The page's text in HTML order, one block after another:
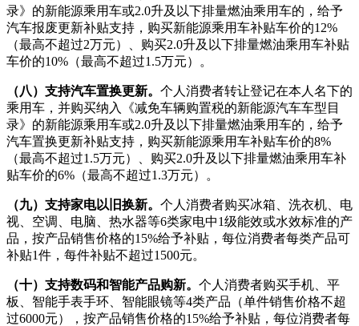
录》的新能源乘用车或2.0升及以下排量燃油乘用车的，给予
汽车报废更新补贴支持，购买新能源乘用车补贴车价的12%
（最高不超过2万元）、购买2.0升及以下排量燃油乘用车补贴
车价的10%（最高不超过1.5万元）。
（八）支持汽车置换更新。 个人消费者转让登记在本人名下的
乘用车，并购买纳入《减免车辆购置税的新能源汽车车型目
录》的新能源乘用车或2.0升及以下排量燃油乘用车的，给予
汽车置换更新补贴支持，购买新能源乘用车补贴车价的8%
（最高不超过1.5万元）、购买2.0升及以下排量燃油乘用车补
贴车价的6%（最高不超过1.3万元）。
（九）支持家电以旧换新。 个人消费者购买冰箱、洗衣机、电
视、空调、电脑、热水器等6类家电中1级能效或水效标准的产
品，按产品销售价格的15%给予补贴，每位消费者每类产品可
补贴1件，每件补贴不超过1500元。
（十）支持数码和智能产品购新。 个人消费者购买手机、平
板、智能手表手环、智能眼镜等4类产品（单件销售价格不超
过6000元），按产品销售价格的15%给予补贴，每位消费者每